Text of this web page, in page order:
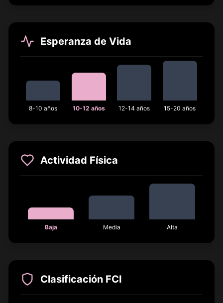
Esperanza de Vida
8-10 años 10-12 años 12-14 años 15-20 años
Actividad Física
Baja Media Alta
Clasificación FCI